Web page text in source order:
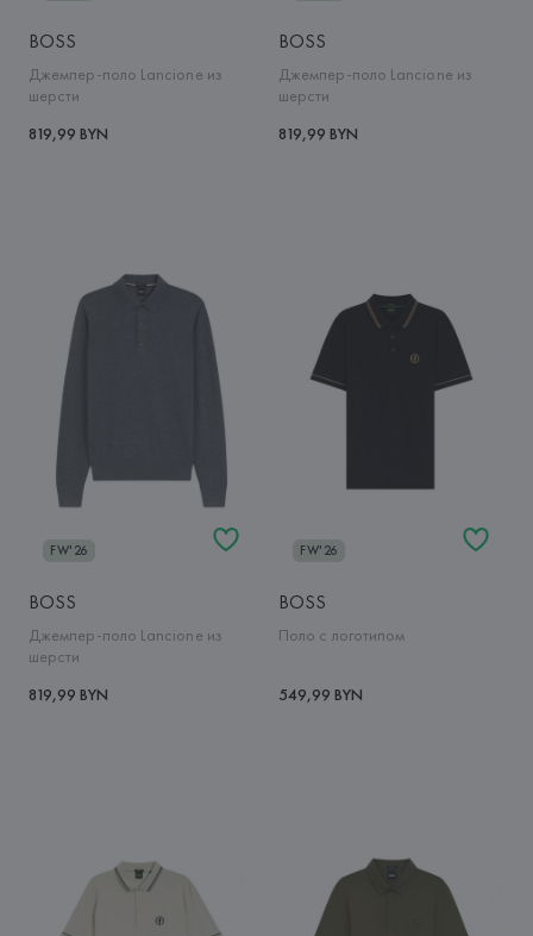
BOSS
Джемпер-поло Lancione из
шерсти
819,99 BYN
BOSS
Джемпер-поло Lancione из
шерсти
819,99 BYN
FW'26
BOSS
Джемпер-поло Lancione из
шерсти
819,99 BYN
FW'26
BOSS
Поло с логотипом
549,99 BYN